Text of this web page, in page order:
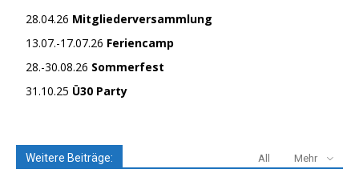
28.04.26 Mitgliederversammlung
13.07.-17.07.26 Feriencamp
28.-30.08.26 Sommerfest
31.10.25 Ü30 Party
Weitere Beiträge: All Mehr